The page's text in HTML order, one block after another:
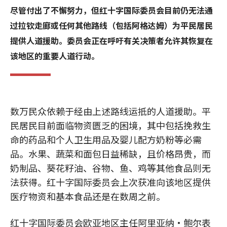
尽管付出了不懈努力，但红十字国际委员会目前仍无法通
过拉钦走廊或任何其他路线（包括阿格达姆）为平民居民
提供人道援助。委员会正在呼吁有关决策者允许其恢复在
该地区的重要人道行动。
数万民众依赖于经由上述路线运抵的人道援助。平
民居民目前面临物资匮乏的困境，其中包括挽救生
命的药品和个人卫生用品及婴儿配方奶粉等必需
品。水果、蔬菜和面包日益稀缺，且价格昂贵，而
奶制品、葵花籽油、谷物、鱼、鸡等其他食品则无
法获得。红十字国际委员会上次获准向该地区提供
医疗物资和基本食品还是在数周之前。
红十字国际委员会欧亚地区主任阿里亚纳·鲍尔表